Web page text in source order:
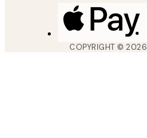
COPYRIGHT ©2026